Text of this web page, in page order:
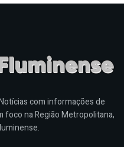
com informações de
foco na Região Metropolitana,